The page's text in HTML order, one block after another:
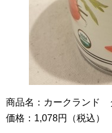
商品名：カークランド
価格：1,078円（税込）